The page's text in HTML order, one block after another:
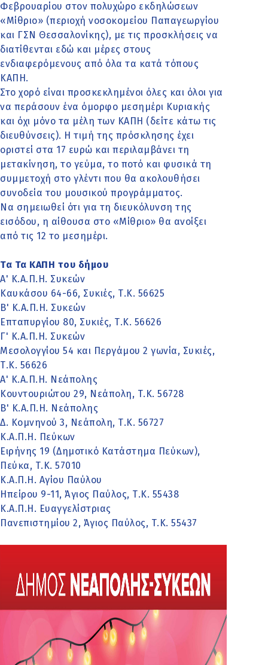
Φεβρουαρίου στον πολυχώρο εκδηλώσεων
«Μίθριο» (περιοχή νοσοκομείου Παπαγεωργίου
και ΓΣΝ Θεσσαλονίκης), με τις προσκλήσεις να
διατίθενται εδώ και μέρες στους
ενδιαφερόμενους από όλα τα κατά τόπους
ΚΑΠΗ.
Στο χορό είναι προσκεκλημένοι όλες και όλοι για
να περάσουν ένα όμορφο μεσημέρι Κυριακής
και όχι μόνο τα μέλη των ΚΑΠΗ (δείτε κάτω τις
διευθύνσεις). Η τιμή της πρόσκλησης έχει
οριστεί στα 17 ευρώ και περιλαμβάνει τη
μετακίνηση, το γεύμα, το ποτό και φυσικά τη
συμμετοχή στο γλέντι που θα ακολουθήσει
συνοδεία του μουσικού προγράμματος.
Να σημειωθεί ότι για τη διευκόλυνση της
εισόδου, η αίθουσα στο «Μίθριο» θα ανοίξει
από τις 12 το μεσημέρι.
Τα Τα ΚΑΠΗ του δήμου
Α' Κ.Α.Π.Η. Συκεών
Καυκάσου 64-66, Συκιές, Τ.Κ. 56625
Β' Κ.Α.Π.Η. Συκεών
Επταπυργίου 80, Συκιές, Τ.Κ. 56626
Γ' Κ.Α.Π.Η. Συκεών
Μεσολογγίου 54 και Περγάμου 2 γωνία, Συκιές,
Τ.Κ. 56626
Α' Κ.Α.Π.Η. Νεάπολης
Κουντουριώτου 29, Νεάπολη, Τ.Κ. 56728
Β' Κ.Α.Π.Η. Νεάπολης
Δ. Κομνηνού 3, Νεάπολη, Τ.Κ. 56727
Κ.Α.Π.Η. Πεύκων
Ειρήνης 19 (Δημοτικό Κατάστημα Πεύκων),
Πεύκα, Τ.Κ. 57010
Κ.Α.Π.Η. Αγίου Παύλου
Ηπείρου 9-11, Άγιος Παύλος, Τ.Κ. 55438
Κ.Α.Π.Η. Ευαγγελίστριας
Πανεπιστημίου 2, Άγιος Παύλος, Τ.Κ. 55437